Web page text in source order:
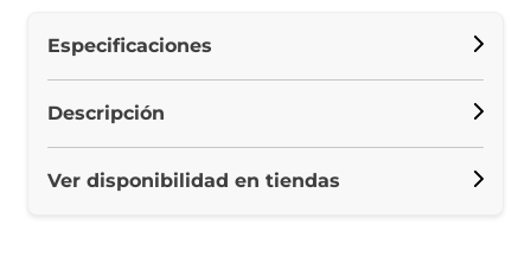
Especificaciones
Descripción
Ver disponibilidad en tiendas